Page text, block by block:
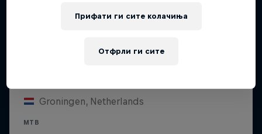
Red Bull District Ride
Groningen, Netherlands
MTB
Отфрли ги сите
Прифати ги сите колачиња